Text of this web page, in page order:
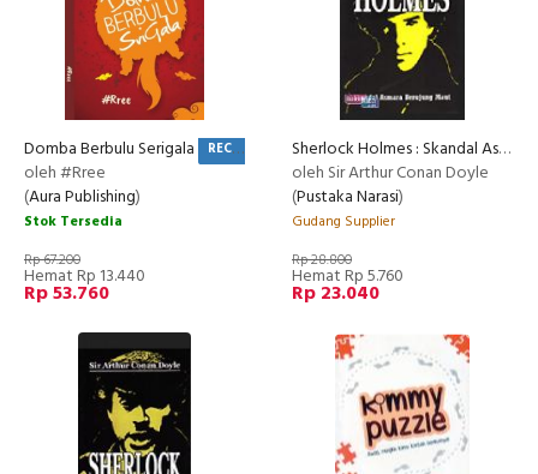
Domba Berbulu Serigala RECOMMENDED
oleh #Rree
(Aura Publishing)
Stok Tersedia
Rp 67.200
Hemat Rp 13.440
Rp 53.760
Sherlock Holmes : Skandal Asmara Berujung Maut
oleh Sir Arthur Conan Doyle
(Pustaka Narasi)
Gudang Supplier
Rp 28.800
Hemat Rp 5.760
Rp 23.040